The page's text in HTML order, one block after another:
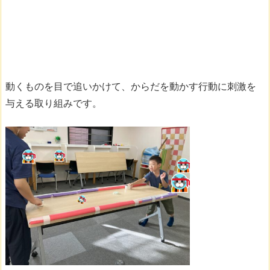
動くものを目で追いかけて、からだを動かす行動に刺激を
与える取り組みです。